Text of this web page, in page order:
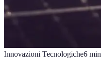
Innovazioni Tecnologiche6 min